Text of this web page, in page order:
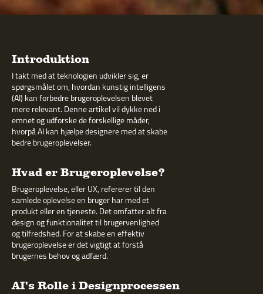
Introduktion
I takt med at teknologien udvikler sig, er
spørgsmålet om, hvordan kunstig intelligens
(AI) kan forbedre brugeroplevelsen blevet
mere relevant. Denne artikel vil dykke ned i
emnet og udforske de forskellige måder,
hvorpå AI kan hjælpe designere med at skabe
bedre brugeroplevelser.
Hvad er Brugeroplevelse?
Brugeroplevelse, eller UX, refererer til den
samlede oplevelse en bruger har med et
produkt eller en tjeneste. Det omfatter alt fra
design og funktionalitet til brugervenlighed
og tilfredshed. For at skabe en effektiv
brugeroplevelse er det vigtigt at forstå
brugernes behov og adfærd.
AI's Rolle i Designprocessen